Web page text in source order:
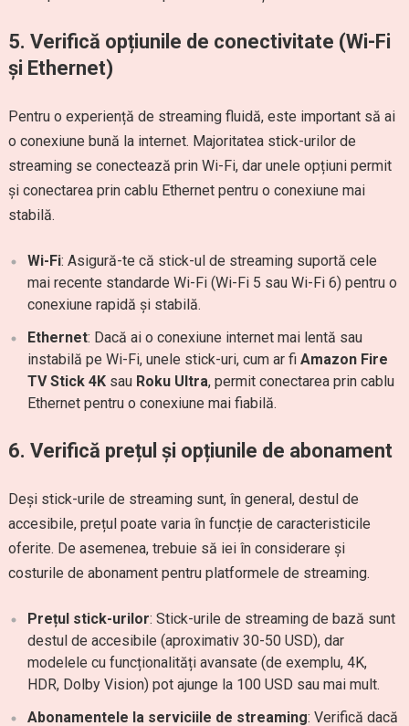
5. Verifică opțiunile de conectivitate (Wi-Fi
și Ethernet)
Pentru o experiență de streaming fluidă, este important să ai
o conexiune bună la internet. Majoritatea stick-urilor de
streaming se conectează prin Wi-Fi, dar unele opțiuni permit
și conectarea prin cablu Ethernet pentru o conexiune mai
stabilă.
Wi-Fi: Asigură-te că stick-ul de streaming suportă cele
mai recente standarde Wi-Fi (Wi-Fi 5 sau Wi-Fi 6) pentru o
conexiune rapidă și stabilă.
Ethernet: Dacă ai o conexiune internet mai lentă sau
instabilă pe Wi-Fi, unele stick-uri, cum ar fi Amazon Fire
TV Stick 4Ksau Roku Ultra, permit conectarea prin cablu
Ethernet pentru o conexiune mai fiabilă.
6. Verifică prețul și opțiunile de abonament
Deși stick-urile de streaming sunt, în general, destul de
accesibile, prețul poate varia în funcție de caracteristicile
oferite. De asemenea, trebuie să iei în considerare și
costurile de abonament pentru platformele de streaming.
Prețul stick-urilor: Stick-urile de streaming de bază sunt
destul de accesibile (aproximativ 30-50 USD), dar
modelele cu funcționalități avansate (de exemplu, 4K,
HDR, Dolby Vision) pot ajunge la 100 USD sau mai mult.
Abonamentele la serviciile de streaming: Verifică dacă